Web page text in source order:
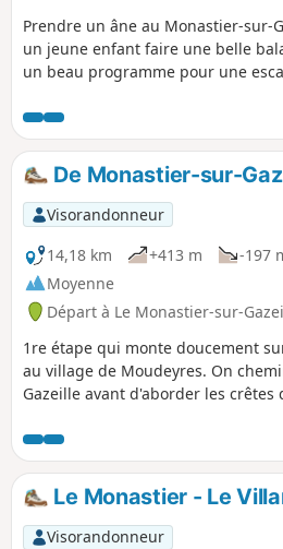
Prendre un âne au Monastier-sur-
un jeune enfant faire une belle
un beau programme pour une
De Monastier-sur-
Visorandonneur
14,18 km
+413 m -197
Moyenne
Départ à Le Monastier-sur-
1re étape qui monte doucement
au village de Moudeyres. On
Gazeille avant d'aborder les
Laussonne. Les chaumières de
récompense de cette belle
vellaves.Le Monastier - Le
Visorandonneur